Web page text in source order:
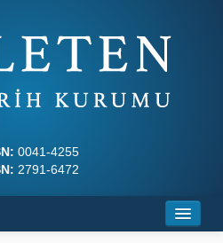
0041-4255
2791-6472